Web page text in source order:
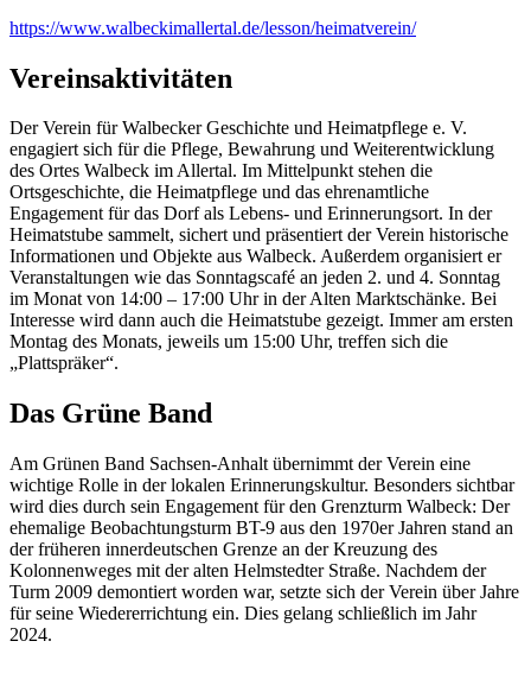
https://www.walbeckimallertal.de/lesson/heimatverein/
Vereinsaktivitäten
Der Verein für Walbecker Geschichte und Heimatpflege e. V.
engagiert sich für die Pflege, Bewahrung und Weiterentwicklung
des Ortes Walbeck im Allertal. Im Mittelpunkt stehen die
Ortsgeschichte, die Heimatpflege und das ehrenamtliche
Engagement für das Dorf als Lebens- und Erinnerungsort. In der
Heimatstube sammelt, sichert und präsentiert der Verein historische
Informationen und Objekte aus Walbeck. Außerdem organisiert er
Veranstaltungen wie das Sonntagscafé an jeden 2. und 4. Sonntag
im Monat von 14:00 – 17:00 Uhr in der Alten Marktschänke. Bei
Interesse wird dann auch die Heimatstube gezeigt. Immer am ersten
Montag des Monats, jeweils um 15:00 Uhr, treffen sich die
„Plattspräker“.
Das Grüne Band
Am Grünen Band Sachsen-Anhalt übernimmt der Verein eine
wichtige Rolle in der lokalen Erinnerungskultur. Besonders sichtbar
wird dies durch sein Engagement für den Grenzturm Walbeck: Der
ehemalige Beobachtungsturm BT-9 aus den 1970er Jahren stand an
der früheren innerdeutschen Grenze an der Kreuzung des
Kolonnenweges mit der alten Helmstedter Straße. Nachdem der
Turm 2009 demontiert worden war, setzte sich der Verein über Jahre
für seine Wiedererrichtung ein. Dies gelang schließlich im Jahr
2024.